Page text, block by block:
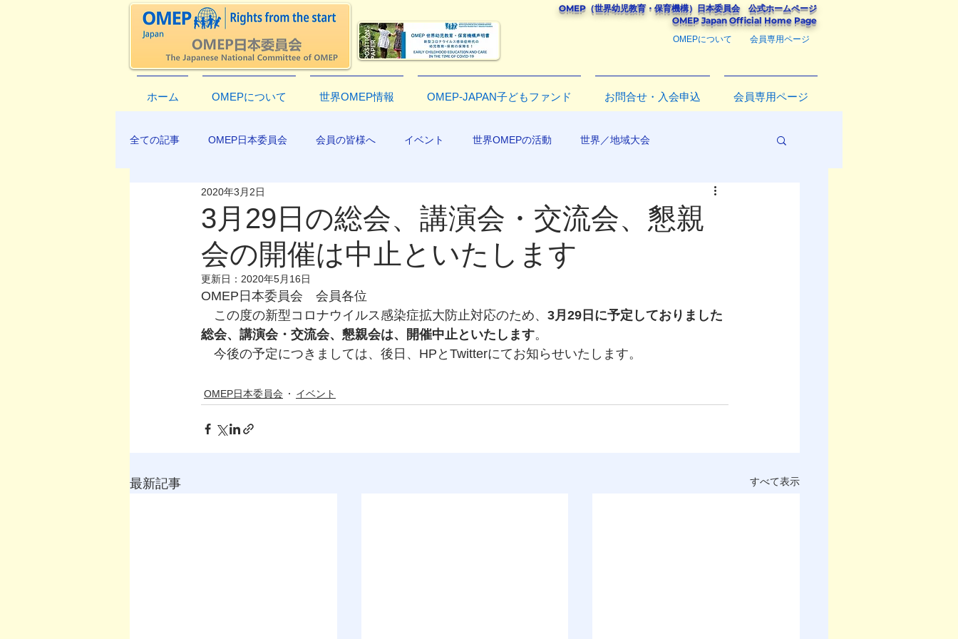
OMEP（世界幼児教育・保育機構） 日本委員会公式ホームページ
​OMEP Japan Official Home Page
OMEPについて 会員専用ページ
ホーム OMEPについて 世界OMEP情報 OMEP-JAPAN子どもファンド お問合せ・入会申込 会員専用ページ
全ての記事 OMEP日本委員会 会員の皆様へ イベント 世界OMEPの活動 世界／地域大会
EXCO-COMMUNICATION
3月29日の総会、講演会・交流会、懇親
会の開催は中止といたします
2020年3月2日
更新日： 2020年5月16日
OMEP日本委員会　会員各位
この度の新型コロナウイルス感染症拡大防止対応のため、 3月29日に予定しておりました
総会、講演会・交流会、懇親会は、開催中止といたします。
今後の予定につきましては、後日、HPとTwitterにてお知らせいたします。
OMEP日本委員会 イベント
最新記事 すべて表示